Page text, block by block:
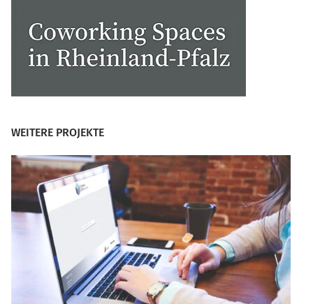
WEITERE PROJEKTE